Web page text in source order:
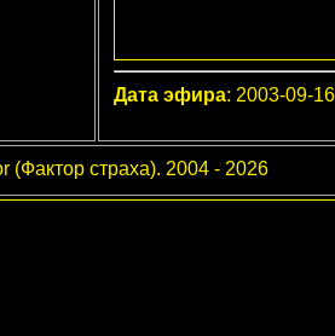
Дата эфира: 2003-09-16
(Фактор страха). 2004 - 2026